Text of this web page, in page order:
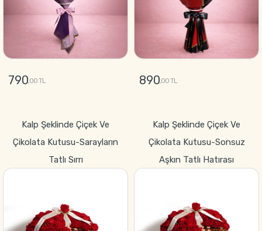
790,00 TL 890,00 TL
Kalp Şeklinde Çiçek Ve
Çikolata Kutusu-Sarayların
Tatlı Sırrı
Kalp Şeklinde Çiçek Ve
Çikolata Kutusu-Sonsuz
Aşkın Tatlı Hatırası